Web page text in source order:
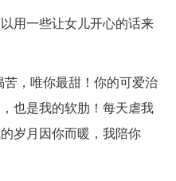
用一些让女儿开心的话来
，唯你最甜！你的可爱治
也是我的软肋！每天虐我
岁月因你而暖，我陪你